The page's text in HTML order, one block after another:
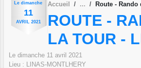
Le dimanche
11
AVRIL 2021
Accueil Route -
ROUTE -
LA TOUR -
Le dimanche 11 avril 2021
Lieu : LINAS-MONTLHERY